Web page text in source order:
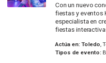
Con un nuevo
fiestas y eventos
especialista en
fiestas
Actúa en: Toledo,
Tipos de evento: